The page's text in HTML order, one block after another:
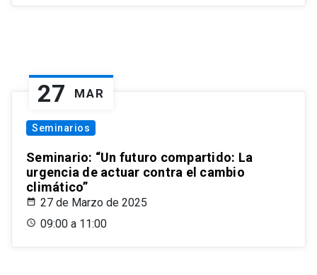
27 MAR
Seminarios
Seminario: “Un futuro compartido: La
urgencia de actuar contra el cambio
climático”
27 de Marzo de 2025
09:00 a 11:00